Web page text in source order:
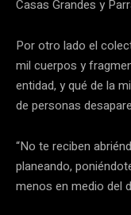
Casas Grandes y
Por otro lado el
mil cuerpos y
entidad, y qué de la
de personas
“No te reciben
planeando,
menos en medio del